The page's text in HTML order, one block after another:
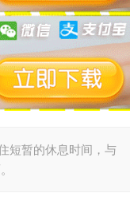
短暂的休息时间，与